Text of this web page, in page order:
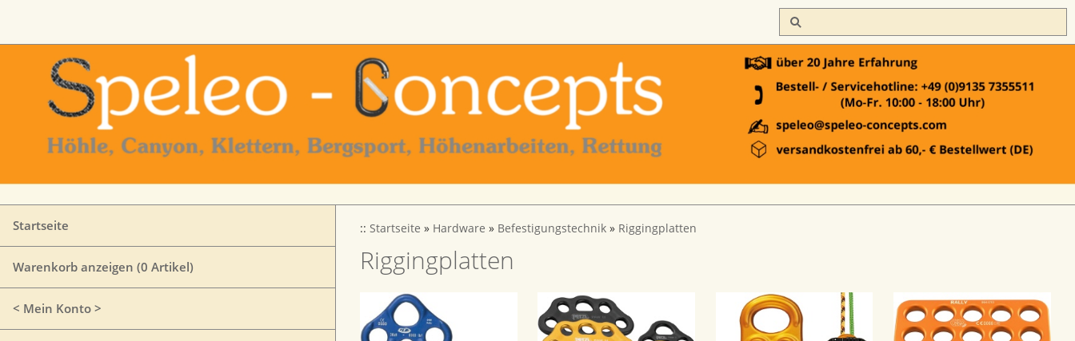
Startseite
Warenkorb anzeigen (0 Artikel)
< Mein Konto >
:: Startseite » Hardware » Befestigungstechnik » Riggingplatten
Riggingplatten